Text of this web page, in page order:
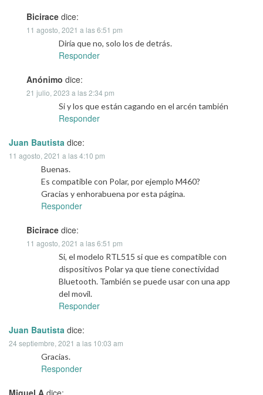
Bicirace dice:
11 agosto, 2021 a las 6:51 pm
Diría que no, solo los de detrás.
Responder
Anónimo dice:
21 julio, 2023 a las 2:34 pm
Si y los que están cagando en el arcén también
Responder
Juan Bautista dice:
11 agosto, 2021 a las 4:10 pm
Buenas.
Es compatible con Polar, por ejemplo M460?
Gracias y enhorabuena por esta página.
Responder
Bicirace dice:
11 agosto, 2021 a las 6:51 pm
Si, el modelo RTL515 si que es compatible con
dispositivos Polar ya que tiene conectividad
Bluetooth. También se puede usar con una app
del movil.
Responder
Juan Bautista dice:
24 septiembre, 2021 a las 10:03 am
Gracias.
Responder